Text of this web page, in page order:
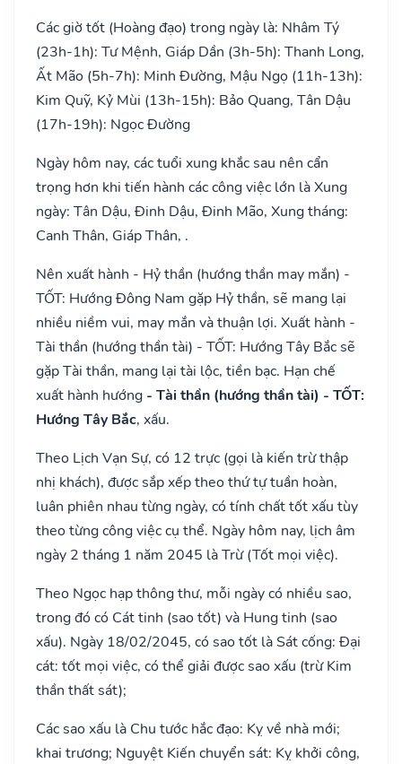
Các giờ tốt (Hoàng đạo) trong ngày là: Nhâm Tý
(23h-1h): Tư Mệnh, Giáp Dần (3h-5h): Thanh Long,
Ất Mão (5h-7h): Minh Đường, Mậu Ngọ (11h-13h):
Kim Quỹ, Kỷ Mùi (13h-15h): Bảo Quang, Tân Dậu
(17h-19h): Ngọc Đường
Ngày hôm nay, các tuổi xung khắc sau nên cẩn
trọng hơn khi tiến hành các công việc lớn là Xung
ngày: Tân Dậu, Đinh Dậu, Đinh Mão, Xung tháng:
Canh Thân, Giáp Thân, .
Nên xuất hành - Hỷ thần (hướng thần may mắn) -
TỐT: Hướng Đông Nam gặp Hỷ thần, sẽ mang lại
nhiều niềm vui, may mắn và thuận lợi. Xuất hành -
Tài thần (hướng thần tài) - TỐT: Hướng Tây Bắc sẽ
gặp Tài thần, mang lại tài lộc, tiền bạc. Hạn chế
xuất hành hướng - Tài thần (hướng thần tài) - TỐT:
Hướng Tây Bắc, xấu.
Theo Lịch Vạn Sự, có 12 trực (gọi là kiến trừ thập
nhị khách), được sắp xếp theo thứ tự tuần hoàn,
luân phiên nhau từng ngày, có tính chất tốt xấu tùy
theo từng công việc cụ thể. Ngày hôm nay, lịch âm
ngày 2 tháng 1 năm 2045 là Trừ (Tốt mọi việc).
Theo Ngọc hạp thông thư, mỗi ngày có nhiều sao,
trong đó có Cát tinh (sao tốt) và Hung tinh (sao
xấu). Ngày 18/02/2045, có sao tốt là Sát cống: Đại
cát: tốt mọi việc, có thể giải được sao xấu (trừ Kim
thần thất sát);
Các sao xấu là Chu tước hắc đạo: Kỵ về nhà mới;
khai trương; Nguyệt Kiến chuyển sát: Kỵ khởi công,